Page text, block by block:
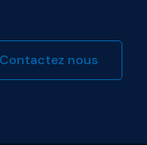
Contactez nous